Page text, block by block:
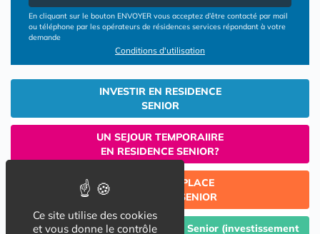
En cliquant sur le bouton ENVOYER vous acceptez d’être contacté par mail
ou téléphone par les opérateurs de résidences services répondant à votre
demande
Conditions d'utilisation
INVESTIR EN RESIDENCE
SENIOR
UN SEJOUR TEMPORAIIRE
EN RESIDENCE SENIOR?
TROUVER UNE PLACE
EN RESIDENCE SENIOR
Céder un lot acquis en Résidence Senior (investissement
Ce site utilise des cookies
et vous donne le contrôle